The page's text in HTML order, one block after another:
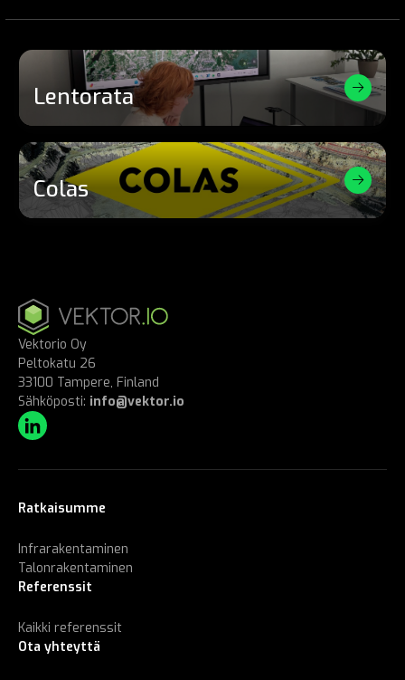
Lentorata
Colas
Vektorio Oy
Peltokatu 26
33100 Tampere, Finland
Sähköposti: info@vektor.io
Ratkaisumme
Infrarakentaminen
Talonrakentaminen
Referenssit
Kaikki referenssit
Ota yhteyttä